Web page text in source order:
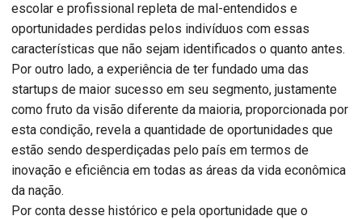
escolar e profissional repleta de mal-entendidos e
oportunidades perdidas pelos indivíduos com essas
características que não sejam identificados o quanto antes.
Por outro lado, a experiência de ter fundado uma das
startups de maior sucesso em seu segmento, justamente
como fruto da visão diferente da maioria, proporcionada por
esta condição, revela a quantidade de oportunidades que
estão sendo desperdiçadas pelo país em termos de
inovação e eficiência em todas as áreas da vida econômica
da nação.
Por conta desse histórico e pela oportunidade que o